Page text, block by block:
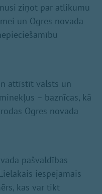
ziņot par atlikumu
un Ogres novada
attīstīt valsts un
– baznīcas, kā
Ogres novada
pašvaldības
iespējamais
kas var tikt